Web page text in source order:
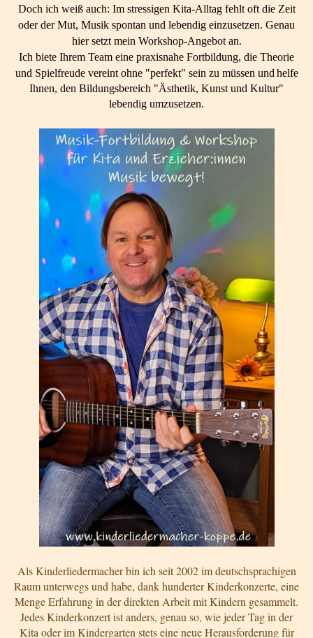
Doch ich weiß auch: Im stressigen Kita-Alltag fehlt oft die Zeit
oder der Mut, Musik spontan und lebendig einzusetzen. Genau
hier setzt mein Workshop-Angebot an.
Ich biete Ihrem Team eine praxisnahe Fortbildung, die Theorie
und Spielfreude vereint ohne "perfekt" sein zu müssen und helfe
Ihnen, den Bildungsbereich "Ästhetik, Kunst und Kultur"
lebendig umzusetzen.
Als Kinderliedermacher bin ich seit 2002 im deutschsprachigen
Raum unterwegs und habe, dank hunderter Kinderkonzerte, eine
Menge Erfahrung in der direkten Arbeit mit Kindern gesammelt.
Jedes Kinderkonzert ist anders, genau so, wie jeder Tag in der
Kita oder im Kindergarten stets eine neue Herausforderung für